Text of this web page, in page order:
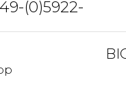
(0)5922-